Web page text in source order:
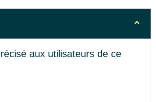
aux utilisateurs de ce